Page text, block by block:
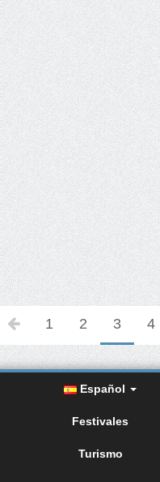
1 2 3 4
Español
Festivales
Turismo